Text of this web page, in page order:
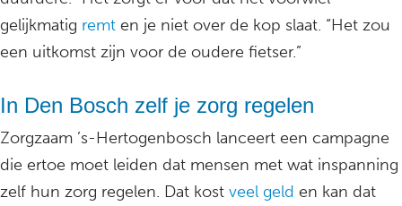
gelijkmatig remt en je niet over de kop slaat. “Het zou
een uitkomst zijn voor de oudere fietser.”
In Den Bosch zelf je zorg regelen
Zorgzaam ’s-Hertogenbosch lanceert een campagne
die ertoe moet leiden dat mensen met wat inspanning
zelf hun zorg regelen. Dat kost veel geld en kan dat